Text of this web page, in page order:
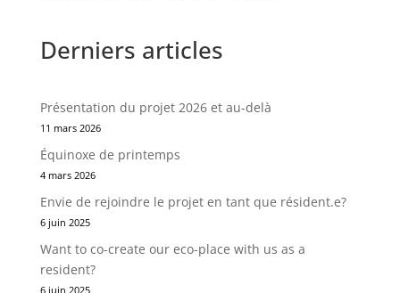
Derniers articles
Présentation du projet 2026 et au-delà
11 mars 2026
Équinoxe de printemps
4 mars 2026
Envie de rejoindre le projet en tant que résident.e?
6 juin 2025
Want to co-create our eco-place with us as a
resident?
6 juin 2025